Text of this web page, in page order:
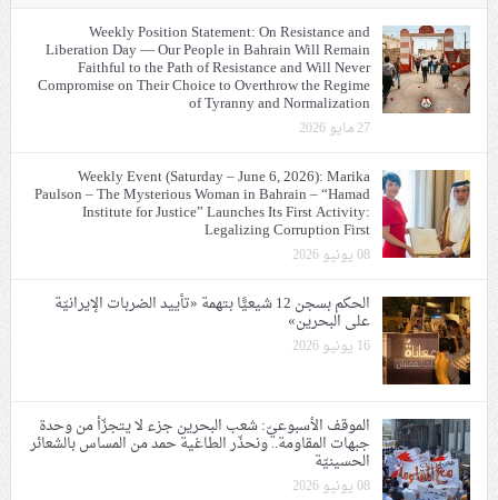
Weekly Position Statement: On Resistance and
Liberation Day — Our People in Bahrain Will Remain
Faithful to the Path of Resistance and Will Never
Compromise on Their Choice to Overthrow the Regime
of Tyranny and Normalization
27 مايو 2026
Weekly Event (Saturday – June 6, 2026): Marika
Paulson – The Mysterious Woman in Bahrain – “Hamad
Institute for Justice” Launches Its First Activity:
Legalizing Corruption First
08 يونيو 2026
الحكم بسجن 12 شيعيًّا بتهمة «تأييد الضربات الإيرانيّة
على البحرين»
16 يونيو 2026
الموقف الأسبوعيّ: شعب البحرين جزء لا يتجزّأ من وحدة
جبهات المقاومة.. ونحذّر الطاغية حمد من المساس بالشعائر
الحسينيّة
08 يونيو 2026